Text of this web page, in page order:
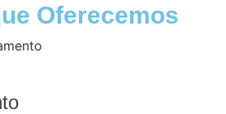
Oferecemos